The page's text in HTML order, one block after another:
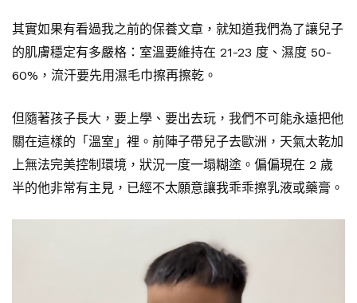
其實如果有看過我之前的保養文章，就知道我們為了讓兒子
的肌膚穩定有多嚴格：室溫要維持在 21-23 度、濕度 50-
60%，流汗要先用濕毛巾擦再擦乾。
但隨著孩子長大，要上學、要出去玩，我們不可能永遠把他
關在這樣的「溫室」裡。前陣子帶兒子去歐洲，天氣太乾加
上無法完美控制環境，狀況一度一塌糊塗。偏偏現在 2 歲
半的他非常有主見，已經不太願意讓我乖乖擦乳液或藥膏。